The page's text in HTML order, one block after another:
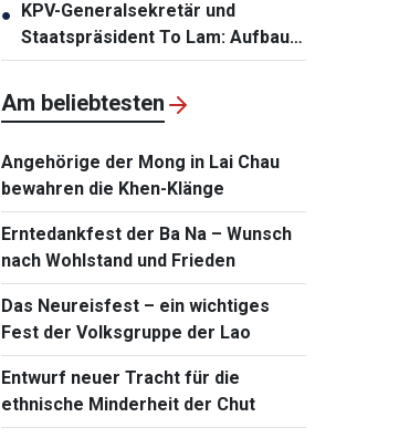
verbessern
● KPV-Generalsekretär und
Staatspräsident To Lam: Aufbau
einer solidarischen und starken
ASEAN-Gemeinschaft
Am beliebtesten
Angehörige der Mong in Lai Chau
bewahren die Khen-Klänge
Erntedankfest der Ba Na – Wunsch
nach Wohlstand und Frieden
Das Neureisfest – ein wichtiges
Fest der Volksgruppe der Lao
Entwurf neuer Tracht für die
ethnische Minderheit der Chut